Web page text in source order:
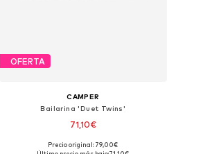
OFERTA
CAMPER
Bailarina 'Duet Twins'
71,10€
Disponible en muchas tallas
Precio original: 79,00€